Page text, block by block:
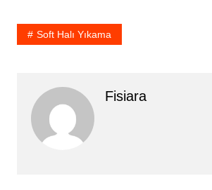
Soft Halı Yıkama
Fisiara